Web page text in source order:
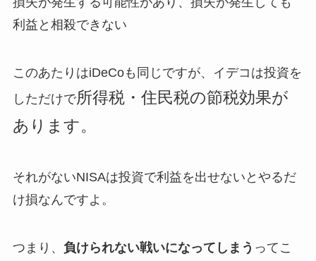
利益と相殺できない
このあたりはiDeCoも同じですが、イデコは投資を
しただけで所得税・住民税の節税効果が
あります。
それがないNISAは投資で利益を出せないとやるだ
け損なんですよ。
つまり、 負けられない戦いになってしまう ってこ